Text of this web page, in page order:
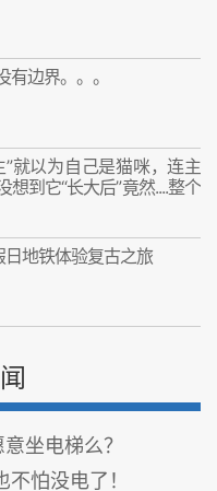
有边界。。。
”就以为自己是猫咪，连主
想到它“长大后”竟然....整个
日地铁体验复古之旅
坐电梯么？
怕没电了！